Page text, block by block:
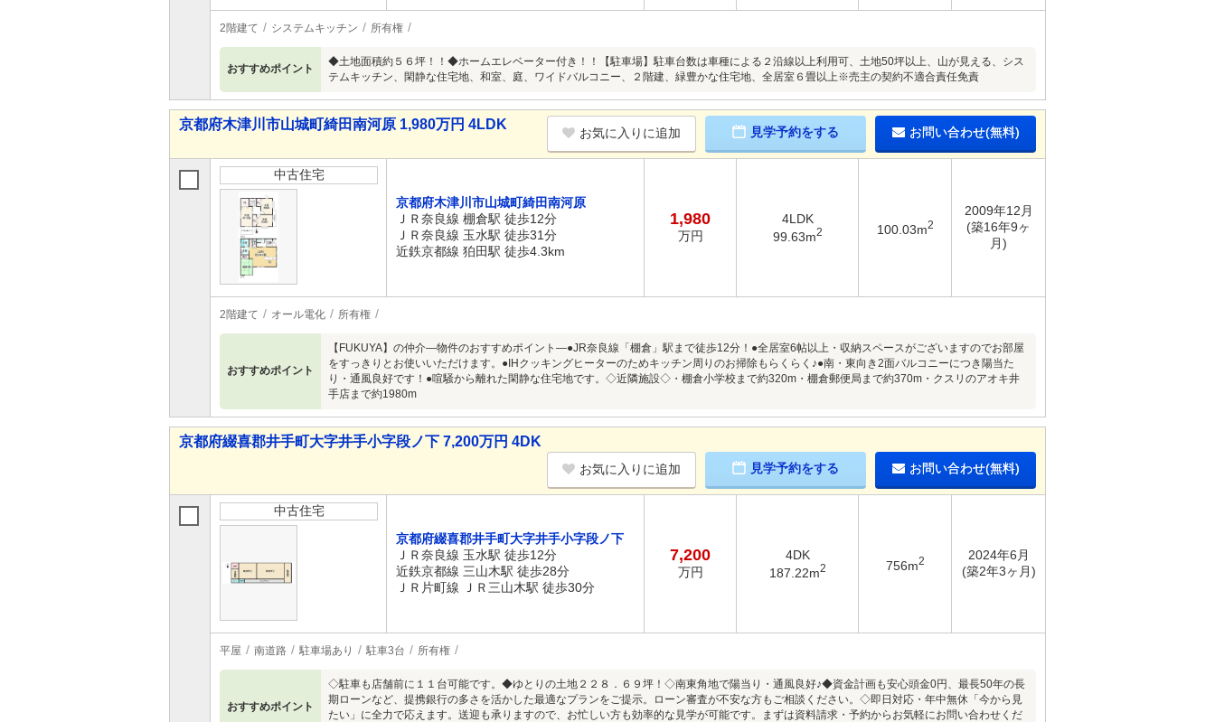
2階建て システムキッチン 所有権
おすすめポイント
◆土地面積約５６坪！！◆ホームエレベーター付き！！【駐車場】駐車台数は車種による２沿線以上利用可、土地50坪以上、山が見える、シス
テムキッチン、閑静な住宅地、和室、庭、ワイドバルコニー、２階建、緑豊かな住宅地、全居室６畳以上※売主の契約不適合責任免責
京都府木津川市山城町綺田南河原 1,980万円 4LDK
お気に入りに追加 見学予約をする お問い合わせ(無料)
中古住宅
京都府木津川市山城町綺田南河原
ＪＲ奈良線 棚倉駅 徒歩12分
ＪＲ奈良線 玉水駅 徒歩31分
近鉄京都線 狛田駅 徒歩4.3km
1,980
万円
4LDK
99.63m2 100.03m2
2009年12月
(築16年9ヶ
月)
2階建て オール電化 所有権
おすすめポイント
【FUKUYA】の仲介―物件のおすすめポイント―●JR奈良線「棚倉」駅まで徒歩12分！●全居室6帖以上・収納スペースがございますのでお部屋
をすっきりとお使いいただけます。●IHクッキングヒーターのためキッチン周りのお掃除もらくらく♪●南・東向き2面バルコニーにつき陽当た
り・通風良好です！●喧騒から離れた閑静な住宅地です。◇近隣施設◇・棚倉小学校まで約320m・棚倉郵便局まで約370m・クスリのアオキ井
手店まで約1980m
京都府綴喜郡井手町大字井手小字段ノ下 7,200万円 4DK
お気に入りに追加 見学予約をする お問い合わせ(無料)
中古住宅
京都府綴喜郡井手町大字井手小字段ノ下
ＪＲ奈良線 玉水駅 徒歩12分
近鉄京都線 三山木駅 徒歩28分
ＪＲ片町線 ＪＲ三山木駅 徒歩30分
7,200
万円
4DK
187.22m2 756m2
2024年6月
(築2年3ヶ月)
平屋 南道路 駐車場あり 駐車3台 所有権
おすすめポイント
◇駐車も店舗前に１１台可能です。◆ゆとりの土地２２８．６９坪！◇南東角地で陽当り・通風良好♪◆資金計画も安心頭金0円、最長50年の長
期ローンなど、提携銀行の多さを活かした最適なプランをご提示。ローン審査が不安な方もご相談ください。◇即日対応・年中無休「今から見
たい」に全力で応えます。送迎も承りますので、お忙しい方も効率的な見学が可能です。まずは資料請求・予約からお気軽にお問い合わせくだ